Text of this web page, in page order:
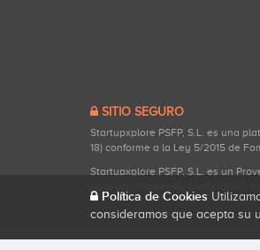
SITIO SEGURO
Startupxplore PSFP, S.L. es una
18) conforme a la Ley 5/2015 de
Startupxplore PSFP, S.L. es un
Política de Cookies
consideramos que acepta su